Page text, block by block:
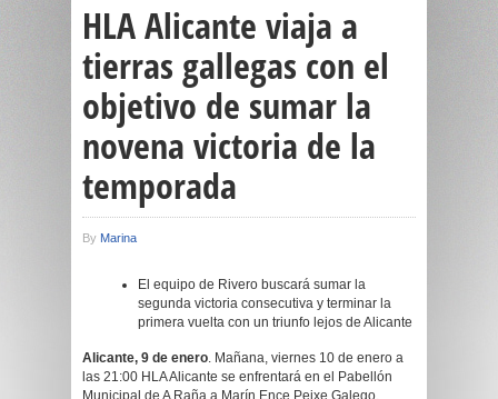
HLA Alicante viaja a
tierras gallegas con el
objetivo de sumar la
novena victoria de la
temporada
By Marina
El equipo de Rivero buscará sumar la
segunda victoria consecutiva y terminar la
primera vuelta con un triunfo lejos de Alicante
Alicante, 9 de enero. Mañana, viernes 10 de enero a
las 21:00 HLA Alicante se enfrentará en el Pabellón
Municipal de A Raña a Marín Ence Peixe Galego.